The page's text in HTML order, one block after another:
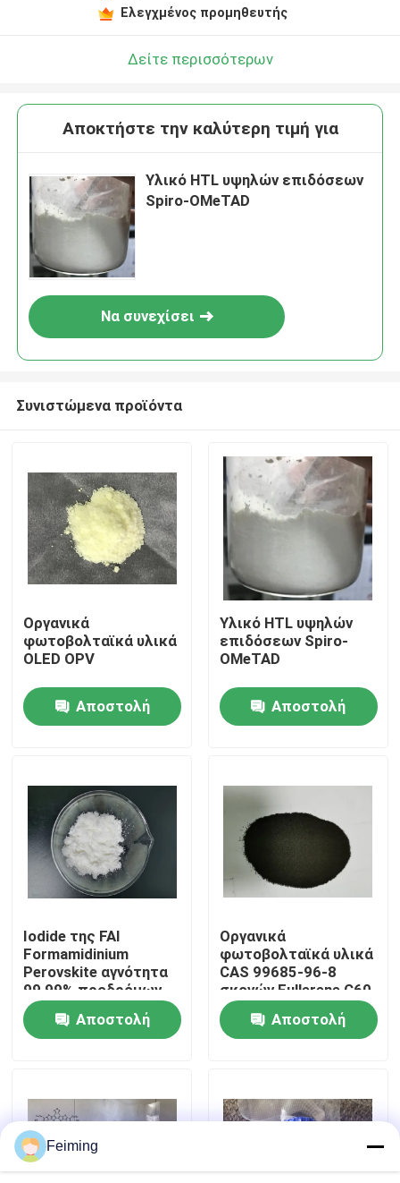
Σπίτι
Προϊόντα
Περίπου εμείς
Γύρος εργοστασίων
Ποιοτικός έλεγχος
Μας ελάτε σε επαφή με
Μονομερές Polyimide
Λαστιχένιο υλικό επιστρώματος
Ελεγχμένος προμηθευτής
Δείτε περισσότερων
Αποκτήστε την καλύτερη τιμή για
Υλικό HTL υψηλών επιδόσεων
Spiro-OMeTAD
Να συνεχίσει
Συνιστώμενα προϊόντα
Οργανικά
φωτοβολταϊκά υλικά
OLED OPV
Αποστολή
Υλικό HTL υψηλών
επιδόσεων Spiro-
OMeTAD
Αποστολή
Iodide της FAI
Formamidinium
Perovskite αγνότητα
99,99% προδρόμων
CAS 879643-71-7
Αποστολή
Οργανικά
φωτοβολταϊκά υλικά
CAS 99685-96-8
σκονών Fullerene C60
Αποστολή
Feiming